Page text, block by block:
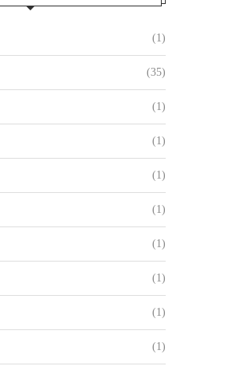
(1)
(35)
(1)
(1)
(1)
(1)
(1)
(1)
(1)
(1)